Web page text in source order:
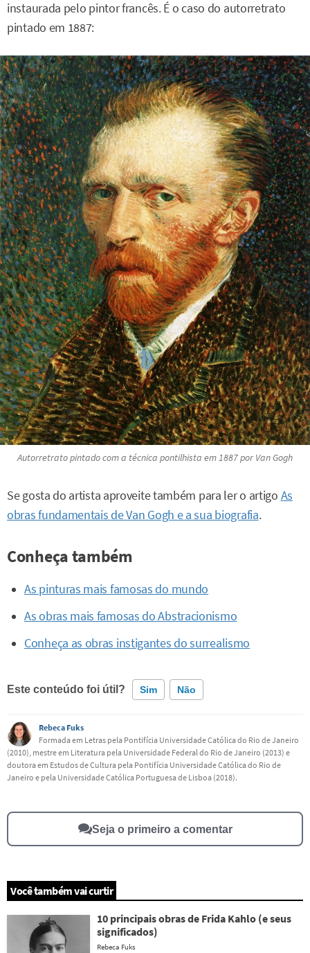
instaurada pelo pintor francês. É o caso do autorretrato
pintado em 1887:
Autorretratopintado com a técnica pontilhista em 1887 por Van Gogh
Se gosta do artista aproveite também para ler o artigo As
obras fundamentais de Van Gogh e a sua biografia.
Conheça também
As pinturas mais famosas do mundo
As obras mais famosas do Abstracionismo
Conheça as obras instigantes do surrealismo
Este conteúdo foi útil? Sim Não
Este conteúdo contém informação incorreta
Este conteúdo não tem a informação que procuro
Rebeca Fuks
Formada em Letras pela Pontifícia Universidade Católica do Rio de Janeiro
(2010), mestre em Literatura pela Universidade Federal do Rio de Janeiro (2013) e
doutora em Estudos de Cultura pela Pontifícia Universidade Católica do Rio de
Janeiro e pela Universidade Católica Portuguesa de Lisboa (2018).
Seja o primeiro a comentar
Você também vai curtir
10 principais obras de Frida Kahlo (e seus
significados)
Rebeca Fuks